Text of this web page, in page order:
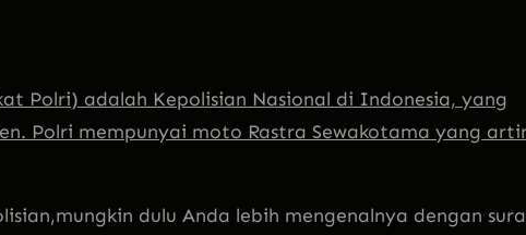
Polri) adalah Kepolisian Nasional di Indonesia, yang
Polri mempunyai moto Rastra Sewakotama yang
dulu Anda lebih mengenalnya dengan su